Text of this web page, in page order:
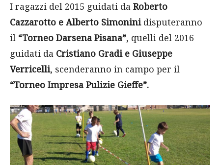
I ragazzi del 2015 guidati da Roberto
Cazzarotto e Alberto Simoninidisputeranno
il “Torneo Darsena Pisana”, quelli del 2016
guidati da Cristiano Gradi e Giuseppe
Verricelli, scenderanno in campo per il
“Torneo Impresa Pulizie Gieffe”.